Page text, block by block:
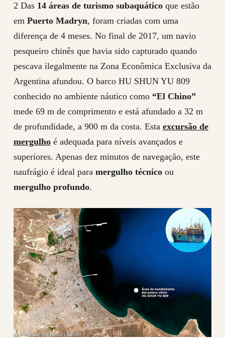
2 Das 14 áreas de turismo subaquáticoque estão
em Puerto Madryn, foram criadas com uma
diferença de 4 meses. No final de 2017, um navio
pesqueiro chinês que havia sido capturado quando
pescava ilegalmente na Zona Econômica Exclusiva da
Argentina afundou. O barco HU SHUN YU 809
conhecido no ambiente náutico como “El Chino”
mede 69 m de comprimento e está afundado a 32 m
de profundidade, a 900 m da costa. Esta excursão de
mergulhoé adequada para níveis avançados e
superiores. Apenas dez minutos de navegação, este
naufrágio é ideal para mergulho técnicoou
mergulho profundo.